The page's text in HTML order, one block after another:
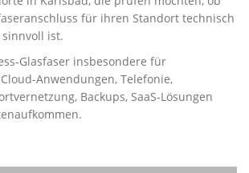
für ihren Standort technisch
ist.
Glasfaser insbesondere für
Anwendungen, Telefonie,
Backups, SaaS-Lösungen